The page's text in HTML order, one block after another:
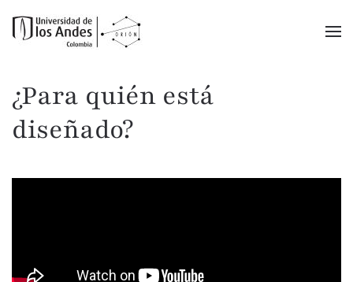
Ir al contenido principal
¿Para quién está
diseñado?